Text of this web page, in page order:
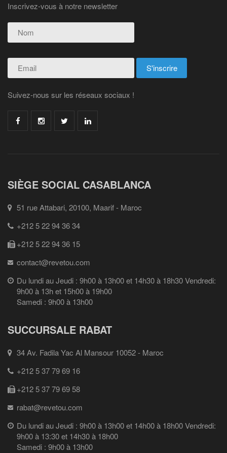
Inscrivez-vous à notre newsletter
Suivez-nous sur les réseaux sociaux !
SIÈGE SOCIAL CASABLANCA
51 rue Attabari, 20100, Maarif - Maroc
+212 5 22 94 36 34
+212 5 22 94 36 15
contact@revetou.com
Du lundi au Jeudi : 9h00 à 13h00 et 14h30 à 18h30 Vendredi:
9h00 à 13h et 15h00 à 19h00
Samedi : 9h00 à 13h00
SUCCURSALE RABAT
34 Av. Fadila Yac Al Mansour 10052 - Maroc
+212 5 37 79 69 16
+212 5 37 79 69 58
rabat@revetou.com
Du lundi au Jeudi : 9h00 à 13h00 et 14h00 à 18h00 Vendredi:
9h00 à 13:30 et 14h30 à 18h00
Samedi : 9h00 à 13h00